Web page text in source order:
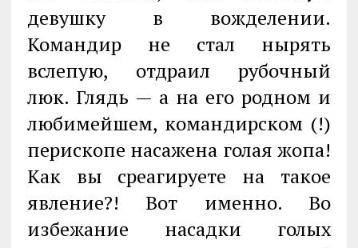
девушку в вожделении.
Командир не стал нырять
вслепую, отдраил рубочный
люк. Глядь — а на его родном и
любимейшем, командирском (!)
перископе насажена голая жопа!
Как вы среагируете на такое
явление?! Вот именно. Во
избежание насадки голых